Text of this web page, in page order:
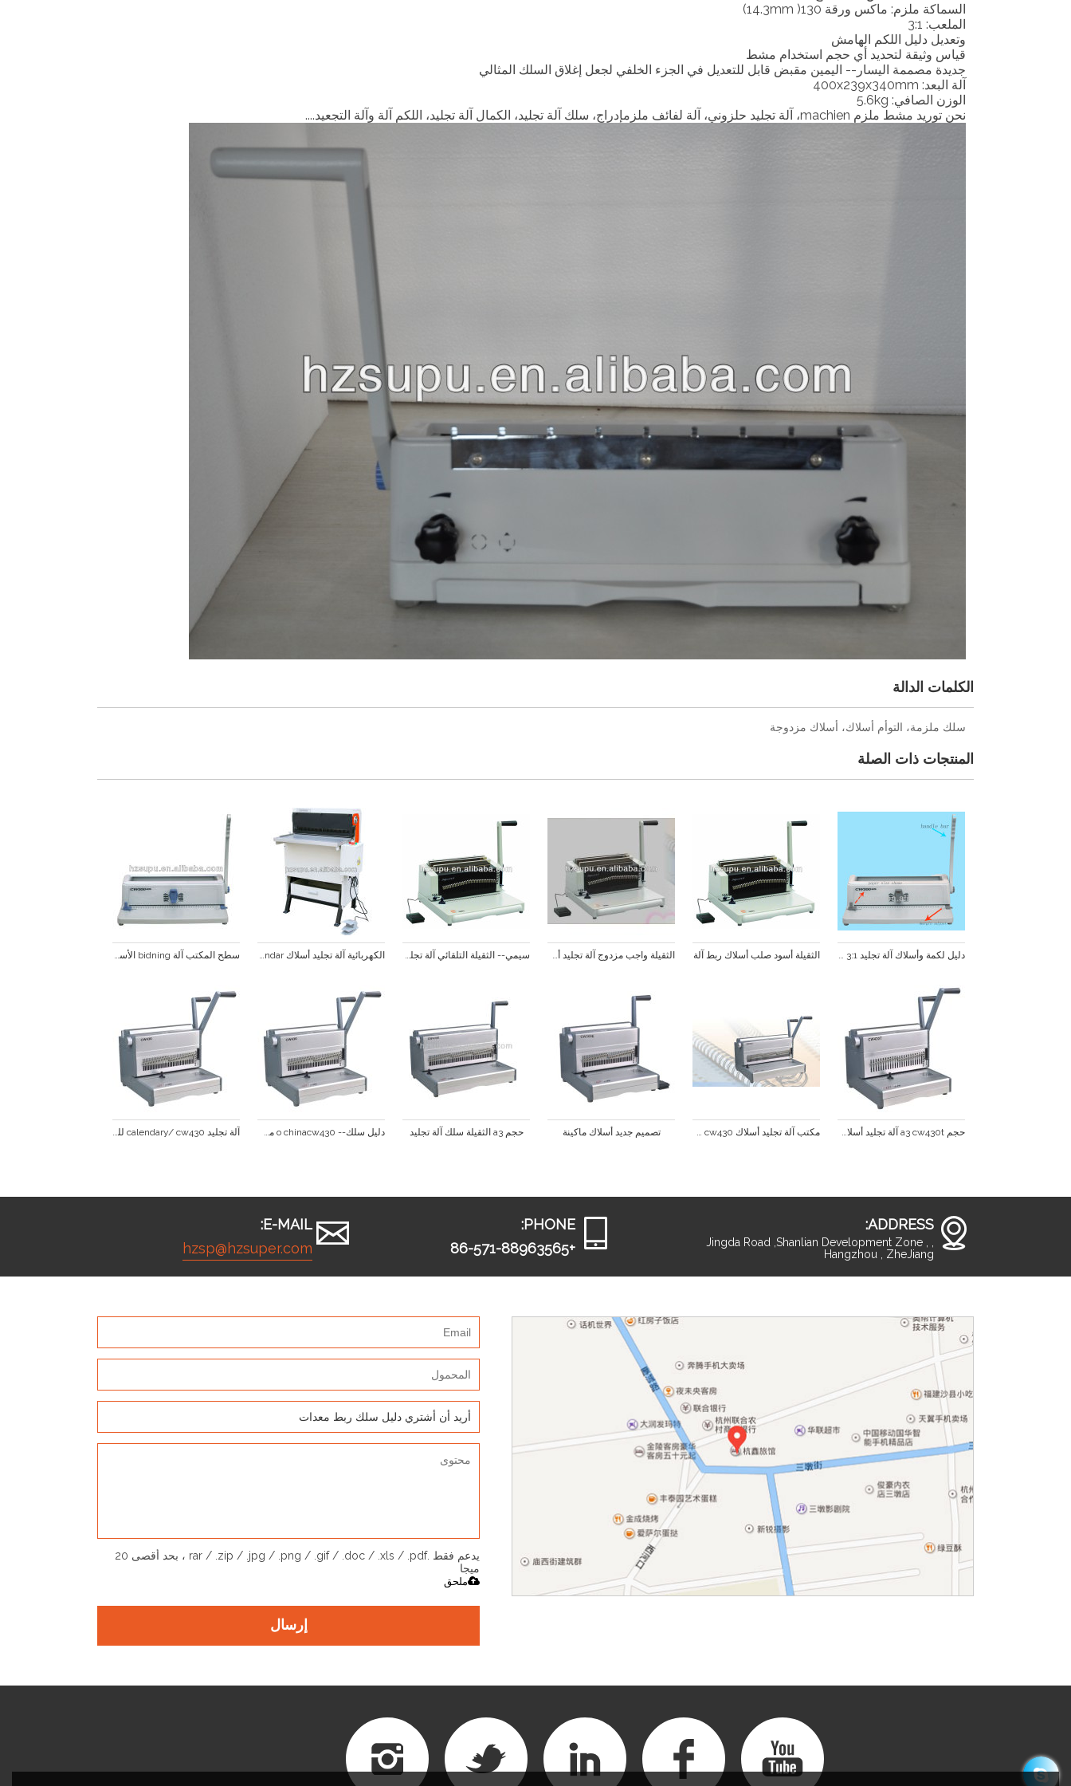
السماكة ملزم: ماكس ورقة 130( 14.3mm)
الملعب: 3:1
وتعديل دليل اللكم الهامش
قياس وثيقة لتحديد أي حجم استخدام مشط
جديدة مصممة اليسار-- اليمين مقبض قابل للتعديل في الجزء الخلفي لجعل إغلاق السلك المثالي
آلة البعد: 400x239x340mm
الوزن الصافي: 5.6kg
نحن توريد مشط ملزم machien، آلة تجليد حلزوني، آلة لفائف ملزمإدراج، سلك آلة تجليد، الكمال آلة تجليد، اللكم آلة وآلة التجعيد....
الكلمات الدالة
سلك ملزمة، التوأم أسلاك، أسلاك مزدوجة
المنتجات ذات الصلة
دليل لكمة وأسلاك آلة تجليد 3:1 الملعب( cw200) الثقيلة أسود صلب أسلاك ربط آلة الثقيلة واجب مزدوج آلة تجليد أسلاك حلقة سيمي-- الثقيلة التلقائي آلة تجليد أسلاك مزدوجة الكهربائية آلة تجليد أسلاك canlendar سطح المكتب آلة bidning الأسلاك البلاستيكية
حجم a3 cw430t آلة تجليد أسلاك مزدوجة مكتب آلة تجليد أسلاك cw430 لالقرطاسية المكتبية تصميم جديد أسلاك ماكينة حجم a3 الثقيلة سلك آلة تجليد دليل سلك-- o chinacw430 من آلة تجليد آلة تجليد calendary/ cw430 للبيع آلة سلك ملزمة
ADDRESS:
Jingda Road ,Shanlian Development Zone , ,
Hangzhou , ZheJiang
PHONE:
+86-571-88963565
E-MAIL:
hzsp@hzsuper.com
يدعم فقط .rar / .zip / .jpg / .png / .gif / .doc / .xls / .pdf ، بحد أقصى 20
ميجا
ملحق
إرسال